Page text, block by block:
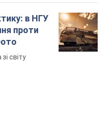
в НГУ
проти
світу